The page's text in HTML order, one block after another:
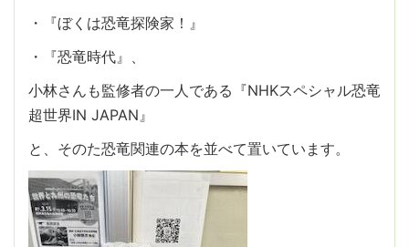
・『ぼくは恐竜探険家！』
・『恐竜時代』、
小林さんも監修者の一人である『NHKスペシャル恐竜
超世界IN JAPAN』
と、そのた恐竜関連の本を並べて置いています。